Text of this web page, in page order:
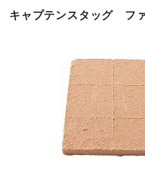
キャプテンスタッグ フ